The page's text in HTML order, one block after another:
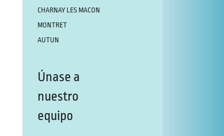
CHARNAY LES MACON
MONTRET
AUTUN
Únase a
nuestro
equipo